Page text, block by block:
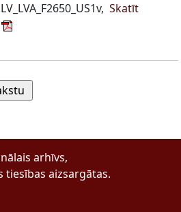
LV_LVA_F2650_US1v, Skatīt
arhīvs,
tiesības aizsargātas.